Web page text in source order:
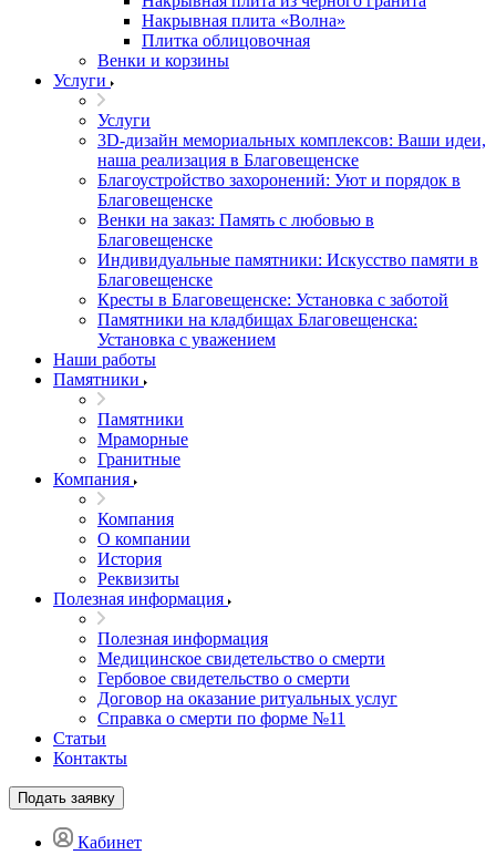
Накрывная плита «Волна»
Плитка облицовочная
Венки и корзины
Услуги
Услуги
3D-дизайн мемориальных комплексов: Ваши идеи,
наша реализация в Благовещенске
Благоустройство захоронений: Уют и порядок в
Благовещенске
Венки на заказ: Память с любовью в
Благовещенске
Индивидуальные памятники: Искусство памяти в
Благовещенске
Кресты в Благовещенске: Установка с заботой
Памятники на кладбищах Благовещенска:
Установка с уважением
Наши работы
Памятники
Памятники
Мраморные
Гранитные
Компания
Компания
О компании
История
Реквизиты
Полезная информация
Полезная информация
Медицинское свидетельство о смерти
Гербовое свидетельство о смерти
Договор на оказание ритуальных услуг
Справка о смерти по форме №11
Статьи
Контакты
Подать заявку
Кабинет